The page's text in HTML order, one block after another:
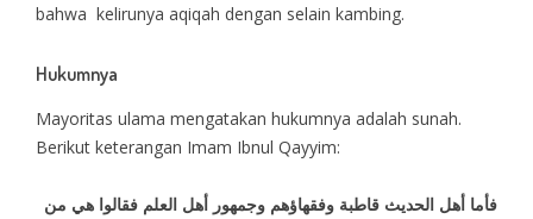
bahwa kelirunya aqiqah dengan selain kambing.
Hukumnya
Mayoritas ulama mengatakan hukumnya adalah sunah.
Berikut keterangan Imam Ibnul Qayyim:
فأما أهل الحديث قاطبة وفقهاؤهم وجمهور أهل العلم فقالوا هي من